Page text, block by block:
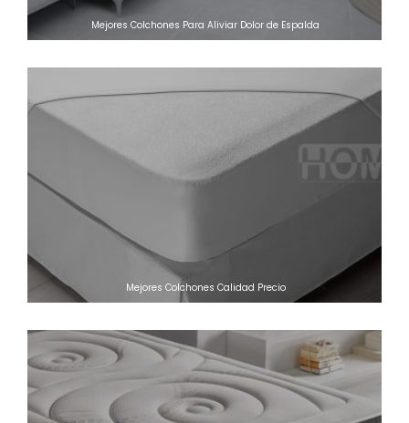
Mejores Colchones Para Aliviar Dolor de Espalda
Mejores Colchones Calidad Precio